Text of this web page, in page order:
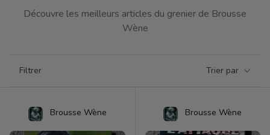
Découvre les meilleurs articles du grenier de Brousse
Wène
Filtrer Trier par
Brousse Wène Brousse Wène